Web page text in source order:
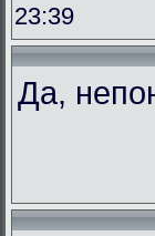
23:39
Да,